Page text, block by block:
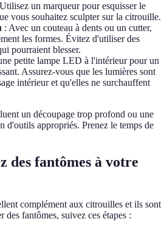
un marqueur pour esquisser le
vous souhaitez sculpter sur la citrouille.
: Avec un couteau à dents ou un cutter,
les formes. Évitez d'utiliser des
pourraient blesser.
petite lampe LED à l'intérieur pour un
Assurez-vous que les lumières sont
intérieur et qu'elles ne surchauffent
un découpage trop profond ou une
d'outils appropriés. Prenez le temps de
des fantômes à votre
complément aux citrouilles et ils sont
des fantômes, suivez ces étapes :